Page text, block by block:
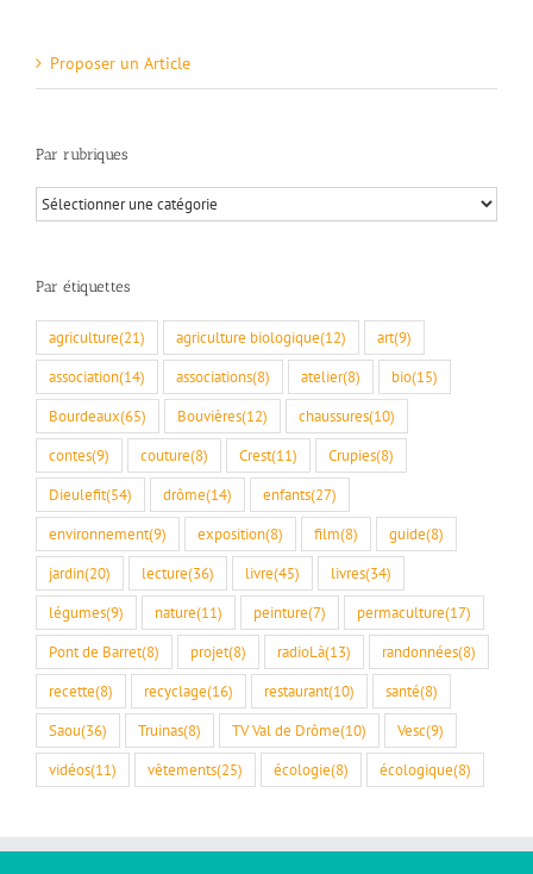
Proposer un Article
Par rubriques
Par
rubriques
Par étiquettes
agriculture(21) agriculture biologique(12) art(9)
association(14) associations(8) atelier(8) bio(15)
Bourdeaux(65) Bouvières(12) chaussures(10)
contes(9) couture(8) Crest(11) Crupies(8)
Dieulefit(54) drôme(14) enfants(27)
environnement(9) exposition(8) film(8) guide(8)
jardin(20) lecture(36) livre(45) livres(34)
légumes(9) nature(11) peinture(7) permaculture(17)
Pont de Barret(8) projet(8) radioLà(13) randonnées(8)
recette(8) recyclage(16) restaurant(10) santé(8)
Saou(36) Truinas(8) TV Val de Drôme(10) Vesc(9)
vidéos(11) vêtements(25) écologie(8) écologique(8)